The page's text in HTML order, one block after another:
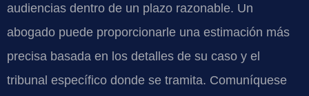
audiencias dentro de un plazo razonable. Un
abogado puede proporcionarle una estimación más
precisa basada en los detalles de su caso y el
tribunal específico donde se tramita. Comuníquese